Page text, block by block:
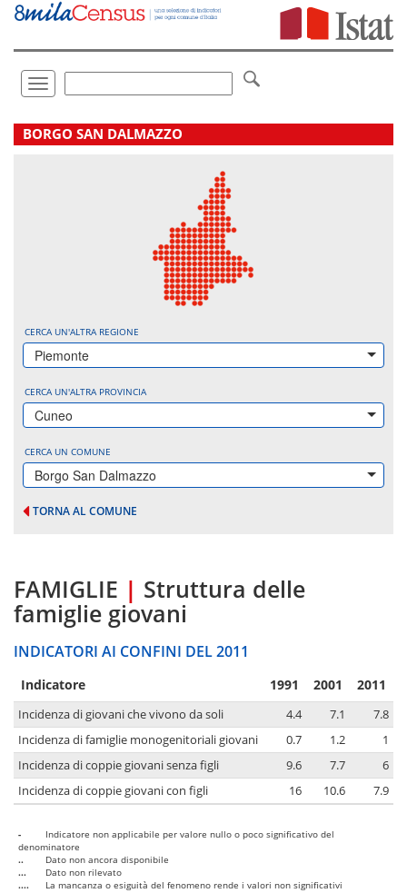
Vai
direttamente
Toggle
navigation
.
BORGO SAN DALMAZZO
CERCA UN'ALTRA REGIONE
Piemonte
CERCA UN'ALTRA PROVINCIA
Cuneo
CERCA UN COMUNE
Borgo San Dalmazzo
TORNA AL COMUNE
FAMIGLIE | Struttura delle
famiglie giovani
INDICATORI AI CONFINI DEL 2011
Indicatore 1991 2001 2011
Incidenza di giovani che vivono da soli 4.4 7.1
7.8
Incidenza di famiglie monogenitoriali giovani
0.7 1.2
1
Incidenza di coppie giovani senza figli
9.6 7.7
6
Incidenza di coppie giovani con figli
16 10.6 7.9
-
Indicatore non applicabile per valore nullo o poco significativo del
denominatore
..
Dato non ancora disponibile
...
Dato non rilevato
....
La mancanza o esiguità del fenomeno rende i valori non significativi